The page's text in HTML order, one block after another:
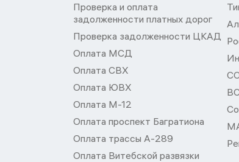
Проверка и оплата
задолженности платных дорог
Проверка задолженности ЦКАД
Оплата МСД
Оплата СВХ
Оплата ЮВХ
Оплата М-12
Оплата проспект Багратиона
Оплата трассы А-289
Оплата Витебской развязки